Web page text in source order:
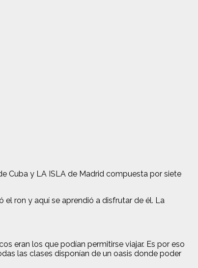
Cuba y LA ISLA de Madrid compuesta por siete
el ron y aquí se aprendió a disfrutar de él. La
eran los que podían permitirse viajar. Es por eso
las clases disponían de un oasis donde poder